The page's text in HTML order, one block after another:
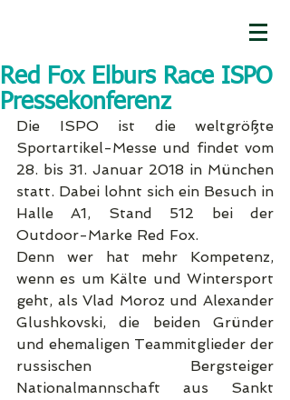
Red Fox Elburs Race ISPO
Pressekonferenz
Die ISPO ist die weltgrößte
Sportartikel-Messe und findet vom
28. bis 31. Januar 2018 in München
statt. Dabei lohnt sich ein Besuch in
Halle A1, Stand 512 bei der
Outdoor-Marke Red Fox.
Denn wer hat mehr Kompetenz,
wenn es um Kälte und Wintersport
geht, als Vlad Moroz und Alexander
Glushkovski, die beiden Gründer
und ehemaligen Teammitglieder der
russischen Bergsteiger
Nationalmannschaft aus Sankt